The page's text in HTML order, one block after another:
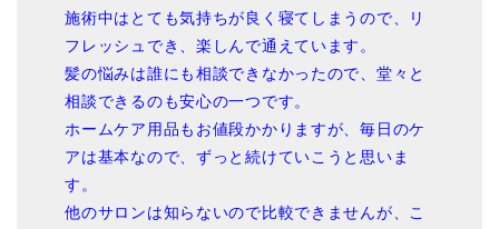
施術中はとても気持ちが良く寝てしまうので、リ
フレッシュでき、楽しんで通えています。
髪の悩みは誰にも相談できなかったので、堂々と
相談できるのも安心の一つです。
ホームケア用品もお値段かかりますが、毎日のケ
アは基本なので、ずっと続けていこうと思いま
す。
他のサロンは知らないので比較できませんが、こ